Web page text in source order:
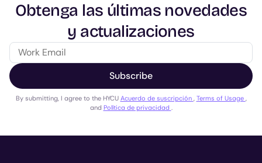
Obtenga las últimas novedades
y actualizaciones
Subscribe
By submitting, I agree to the HYCU Acuerdo de suscripción , Terms of Usage ,
and Política de privacidad .